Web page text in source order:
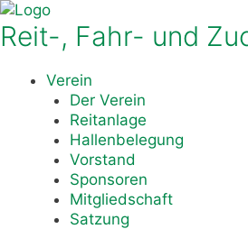
Zum
Inhalt
springen
Reit-, Fahr- und
Verein
Der Verein
Reitanlage
Hallenbelegung
Vorstand
Sponsoren
Mitgliedschaft
Satzung